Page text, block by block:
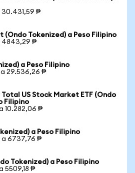
30.431,59 ₱
(Ondo Tokenized) a Peso Filipino
4843,29 ₱
a Peso Filipino
29.536,26 ₱
Total US Stock Market ETF (Ondo
Filipino
10.282,06 ₱
a Peso Filipino
a 6737,76 ₱
Tokenized) a Peso Filipino
5509,18 ₱